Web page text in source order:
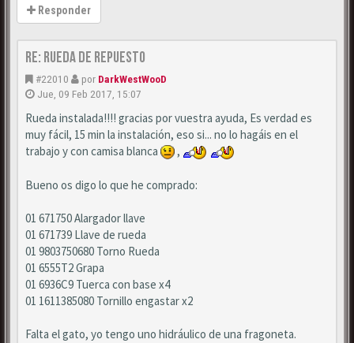
Responder
Re: Rueda de repuesto
#22010 por DarkWestWooD
Jue, 09 Feb 2017, 15:07
Rueda instalada!!!! gracias por vuestra ayuda, Es verdad es
muy fácil, 15 min la instalación, eso si... no lo hagáis en el
trabajo y con camisa blanca
,
Bueno os digo lo que he comprado:
01 671750 Alargador llave
01 671739 Llave de rueda
01 9803750680 Torno Rueda
01 6555T2 Grapa
01 6936C9 Tuerca con base x4
01 1611385080 Tornillo engastar x2
Falta el gato, yo tengo uno hidráulico de una fragoneta.